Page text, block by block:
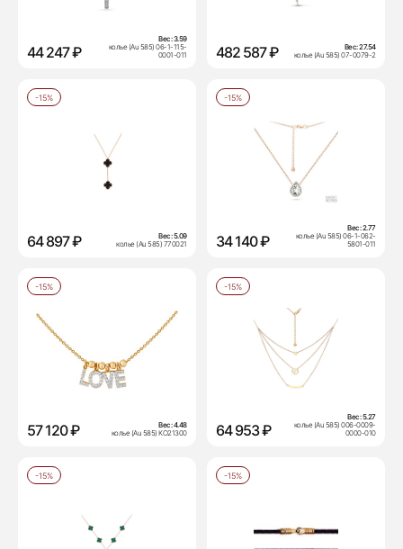
44 247 ₽
Вес:3.59
колье (Au 585) 06-1-115-
0001-011
482 587 ₽ Вес:27.54
колье (Au 585) 07-0079-2
-15%
64 897 ₽ Вес:5.09
колье (Au 585) 770021
-15%
34 140 ₽
Вес:2.77
колье (Au 585) 06-1-062-
5801-011
-15%
57 120 ₽ Вес:4.48
колье (Au 585) КО21300
-15%
64 953 ₽
Вес:5.27
колье (Au 585) 006-0009-
0000-010
-15% -15%